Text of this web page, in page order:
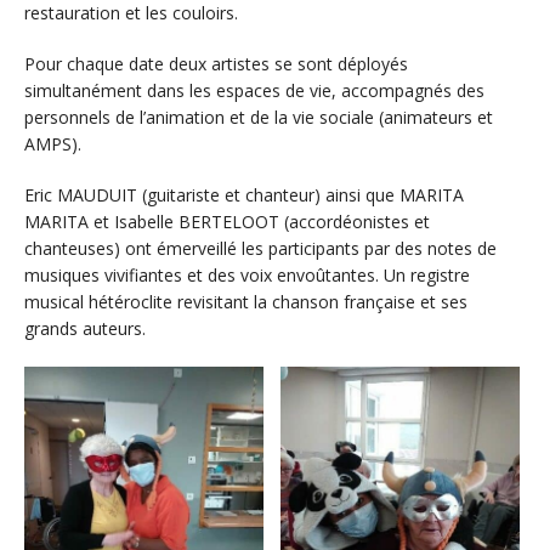
restauration et les couloirs.
Pour chaque date deux artistes se sont déployés
simultanément dans les espaces de vie, accompagnés des
personnels de l’animation et de la vie sociale (animateurs et
AMPS).
Eric MAUDUIT (guitariste et chanteur) ainsi que MARITA
MARITA et Isabelle BERTELOOT (accordéonistes et
chanteuses) ont émerveillé les participants par des notes de
musiques vivifiantes et des voix envoûtantes. Un registre
musical hétéroclite revisitant la chanson française et ses
grands auteurs.